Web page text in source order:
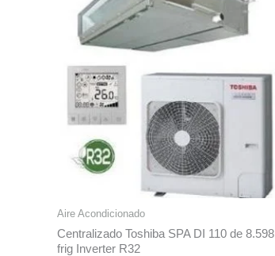
Aire Acondicionado
Centralizado Toshiba SPA DI 110 de 8.598
frig Inverter R32